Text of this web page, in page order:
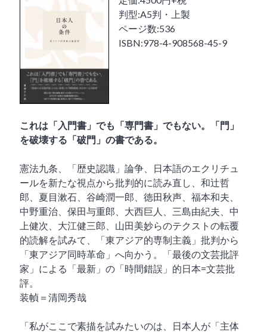
判型:A5判・上製
ページ数:536
ISBN:978-4-908568-45-9
これは「入門書」でも「専門書」でもない。「門」
を破壊する「破門」の書である。
憲法九条、「歴史認識」論争、日本語のエクリチュ
ールを新たな視点から批判的に読み直し、和辻哲
郎、夏目漱石、谷崎潤一郎、徳田秋声、福本和夫、
中野重治、保田与重郎、大西巨人、三島由紀夫、中
上健次、大江健三郎、山田美妙らのテクストの転覆
的読解を試みて、「東アジア的専制主義」批判から
「東アジア同時革命」へ向かう。「最後の文芸批評
家」による「最新」の「時間錯誤」的日本=文芸批
評。
装幀＝清岡秀哉
「私がここで素描を試みたいのは、日本人が「主体